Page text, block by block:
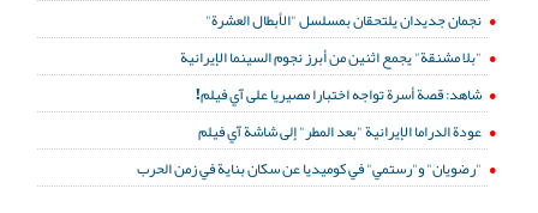
نجمان جديدان يلتحقان بمسلسل "الأبطال العشرة"
"بلا مشنقة" يجمع اثنين من أبرز نجوم السينما الإيرانية
شاهد: قصة أسرة تواجه اختبارا مصيريا على آي فيلم!
عودة الدراما الإيرانية "بعد المطر" إلى شاشة آي فيلم
"رضويان" و"رستمي" في كوميديا عن سكان بناية في زمن الحرب